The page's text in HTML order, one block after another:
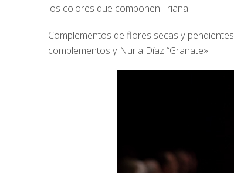
los colores que componen Triana.
Complementos de flores secas y
complementos y Nuria Díaz “Granate»